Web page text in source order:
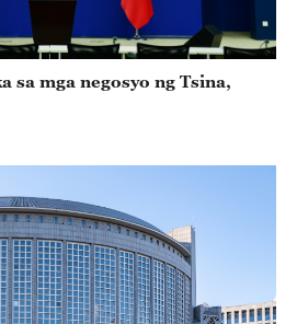
sa mga negosyo ng Tsina,